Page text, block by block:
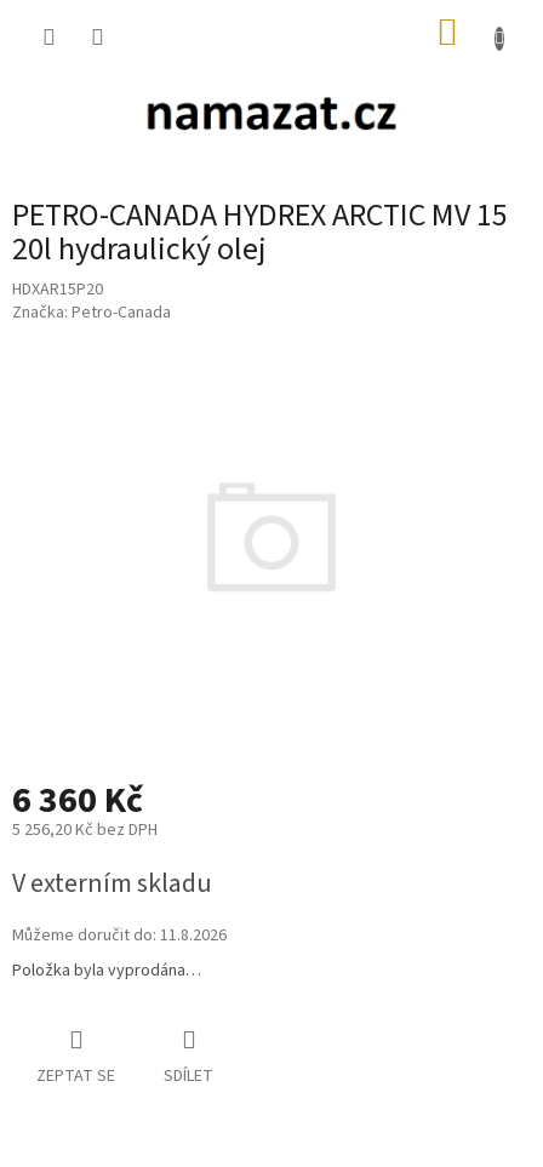
PETRO-CANADA HYDREX ARCTIC MV 15
20l hydraulický olej
HDXAR15P20
Značka: Petro-Canada
6 360 Kč
5 256,20 Kč bez DPH
cena:
V externím skladu
Můžeme doručit do: 11.8.2026
Položka byla vyprodána…
ZEPTAT SE SDÍLET